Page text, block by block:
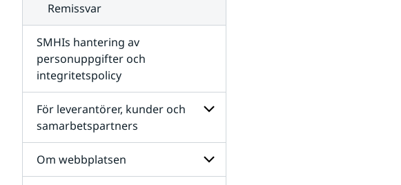
Remissvar
SMHIs hantering av
personuppgifter och
integritetspolicy
För leverantörer, kunder och
samarbetspartners
Undersidor
för
Om webbplatsen